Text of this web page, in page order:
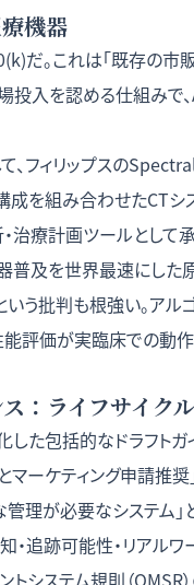
機器
。これは「既存の市
投入を認める仕組みで
フィリップスの
を組み合わせたCTシ
治療計画ツールとして
普及を世界最速にした
う批判も根強い。アル
評価が実臨床での動
：ライフサイク
た包括的なドラフトガ
マーケティング申請推
理が必要なシステム」
追跡可能性・リアル
トシステム規則（